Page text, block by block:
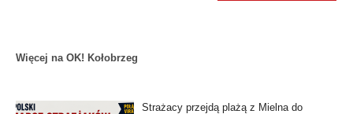
Więcej na OK! Kołobrzeg
Strażacy przejdą plażą z Mielna do